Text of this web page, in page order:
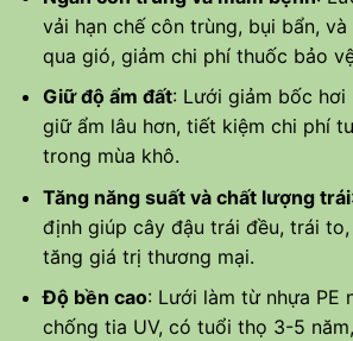
vải hạn chế côn trùng, bụi bẩn,
qua gió, giảm chi phí thuốc bảo
Giữ độ ẩm đất: Lưới giảm bốc hơi
giữ ẩm lâu hơn, tiết kiệm chi phí
trong mùa khô.
Tăng năng suất và chất lượng trái
định giúp cây đậu trái đều, trái
tăng giá trị thương mại.
Độ bền cao: Lưới làm từ nhựa PE
chống tia UV, có tuổi thọ 3-5